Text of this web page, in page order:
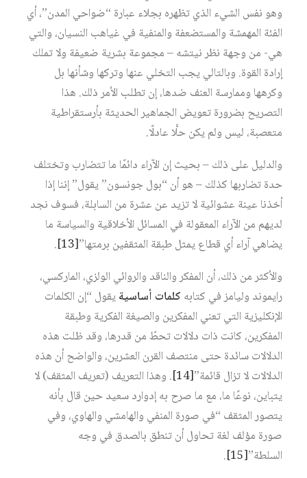
وهو نفس الشيء الذي تظهره بجلاء عبارة “ضواحي المدن”، أي
الفئة المهمشة والمستضعفة والمنفية في غياهب النسيان، والتي
هي- من وجهة نظر نيتشه – مجموعة بشرية ضعيفة ولا تملك
إرادة القوة. وبالتالي يجب التخلي عنها وتركها وشأنها بل
وكرهها وممارسة العنف ضدها، إن تطلب الأمر ذلك. هذا
التصريح بضرورة تعويض الجماهير الحديثة بأرستقراطية
متعصبة، ليس ولم يكن حلًّا عادلًا.
والدليل على ذلك – بحيث إن الآراء دائمًا ما تتضارب وتختلف
حدة تضاربها كذلك – هو أن “بول جونسون” يقول” إننا إذا
أخذنا عينة عشوائية لا تزيد عن عشرة من السابلة، فسوف نجد
لديهم من الآراء المعقولة في المسائل الأخلاقية والسياسة ما
يضاهي آراء أي قطاع يمثل طبقة المثقفين برمتها”[13]
.
والأكثر من ذلك، أن المفكر والناقد والروائي الولزي، الماركسي،
رايموند وليامز في كتابه كلمات أساسيةيقول “إن الكلمات
الإنكليزية التي تعني المفكرين والصيغة الفكرية وطبقة
المفكرين، كانت ذات دلالات تحطّ من قدرها، وقد ظلت هذه
الدلالات سائدة حتى منتصف القرن العشرين، والواضح أن هذه
الدلالات لا تزال قائمة”[14]
. وهذا التعريف (تعريف المثقف) لا
يتباين، نوعًا ما، مع ما صرح به إدوارد سعيد حين قال بأنه
يتصور المثقف “في صورة المنفي والهامشي والهاوي، وفي
صورة مؤلف لغة تحاول أن تنطق بالصدق في وجه
السلطة”[15]
.